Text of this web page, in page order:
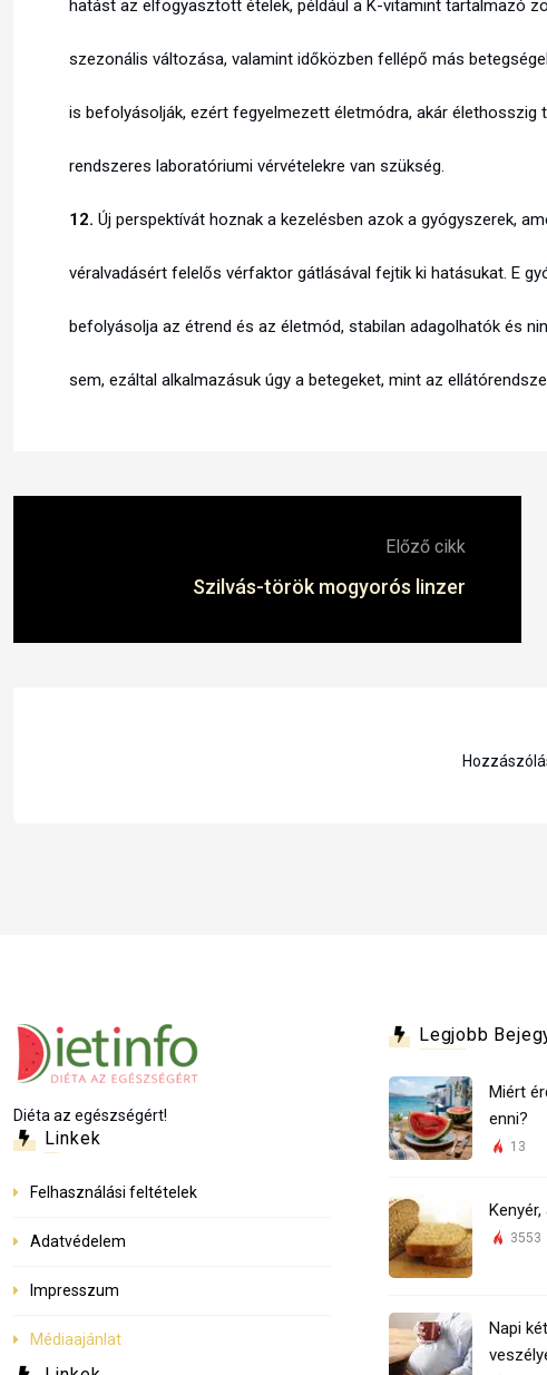
hatást az elfogyasztott ételek, például a K-vitamint tartalmazó
szezonális változása, valamint időközben fellépő más
is befolyásolják, ezért fegyelmezett életmódra, akár élethosszig
rendszeres laboratóriumi vérvételekre van szükség.
12. Új perspektívát hoznak a kezelésben azok a gyógyszerek,
véralvadásért felelős vérfaktor gátlásával fejtik ki hatásukat. E
befolyásolja az étrend és az életmód, stabilan adagolhatók és
sem, ezáltal alkalmazásuk úgy a betegeket, mint az
Előző cikk
Szilvás-török mogyorós linzer
Diéta az egészségért!
Linkek
Felhasználási feltételek
Adatvédelem
Impresszum
Médiaajánlat
Legjobb
Miért
enni?
13
3553
Napi